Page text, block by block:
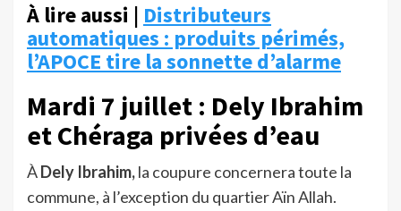
À lire aussi | Distributeurs
automatiques : produits périmés,
l’APOCE tire la sonnette d’alarme
Mardi 7 juillet : Dely Ibrahim
et Chéraga privées d’eau
ÀDely Ibrahim,la coupure concernera toute la
commune, à l’exception du quartier Aïn Allah.